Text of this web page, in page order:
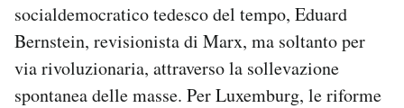
socialdemocratico tedesco del tempo, Eduard
Bernstein, revisionista di Marx, ma soltanto per
via rivoluzionaria, attraverso la sollevazione
spontanea delle masse. Per Luxemburg, le riforme